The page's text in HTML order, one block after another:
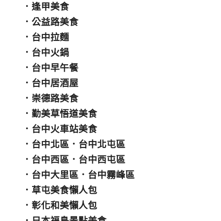
．逢甲美食
．公益路美食
． 台中拉麵
． 台中火鍋
． 台中早午餐
． 台中居酒屋
． 崇德路美食
．勤美草悟道美食
． 台中火車站美食
． 台中北區 ． 台中北屯區
． 台中西區 ． 台中西屯區
． 台中大里區 ． 台中霧峰區
． 草屯美食懶人包
．彰化和美懶人包